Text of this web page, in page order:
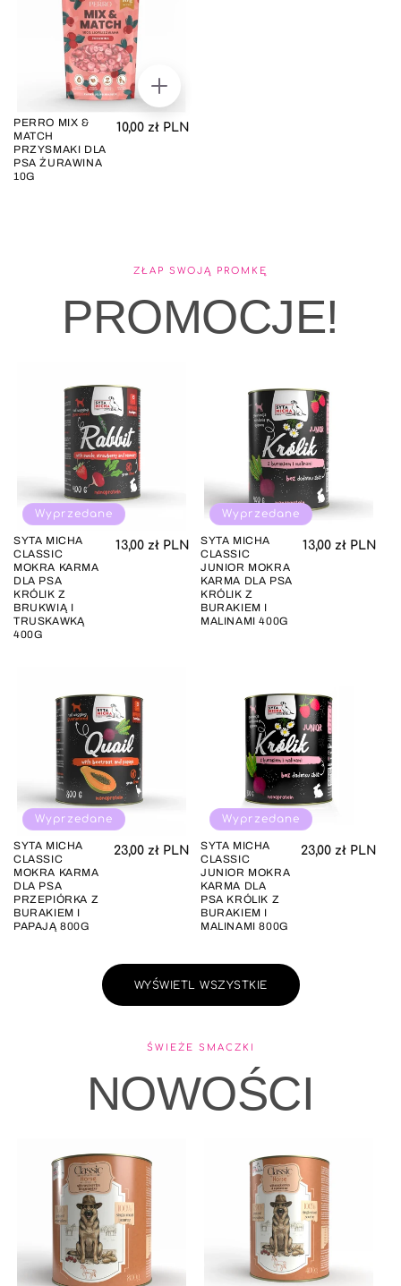
DODAJ
DO
PERRO MIX &
MATCH
PRZYSMAKI DLA
PSA ŻURAWINA
10G
Cena regularna
10,00 zł PLN
ZŁAP SWOJĄ PROMKĘ
PROMOCJE!
Wyprzedane
SYTA MICHA
CLASSIC
MOKRA KARMA
DLA PSA
KRÓLIK Z
BRUKWIĄ I
TRUSKAWKĄ
400G
Cena regularna
13,00 zł PLN
Wyprzedane
SYTA MICHA
CLASSIC
JUNIOR MOKRA
KARMA DLA PSA
KRÓLIK Z
BURAKIEM I
MALINAMI 400G
Cena
13,00 zł PLN
Wyprzedane
SYTA MICHA
CLASSIC
MOKRA KARMA
DLA PSA
PRZEPIÓRKA Z
BURAKIEM I
PAPAJĄ 800G
Cena regularna
23,00 zł PLN
Wyprzedane
SYTA MICHA
CLASSIC
JUNIOR MOKRA
KARMA DLA
PSA KRÓLIK Z
BURAKIEM I
MALINAMI 800G
Cena
23,00 zł PLN
WYŚWIETL WSZYSTKIE
ŚWIEŻE SMACZKI
NOWOŚCI